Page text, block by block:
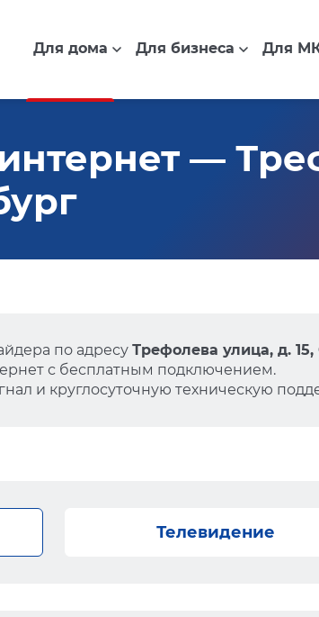
Для дома Для бизнеса Для
—
по адресу Трефолева улица, д.
с бесплатным подключением.
и круглосуточную техническую
Телевидение